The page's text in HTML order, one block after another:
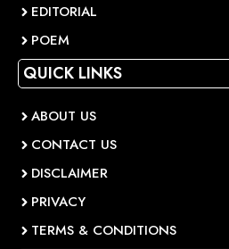
EDITORIAL
POEM
QUICK LINKS
ABOUT US
CONTACT US
DISCLAIMER
PRIVACY
TERMS & CONDITIONS